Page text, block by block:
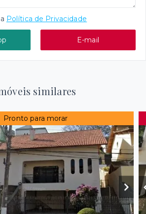
Política de Privacidade
E-mail
similares
Pronto para morar